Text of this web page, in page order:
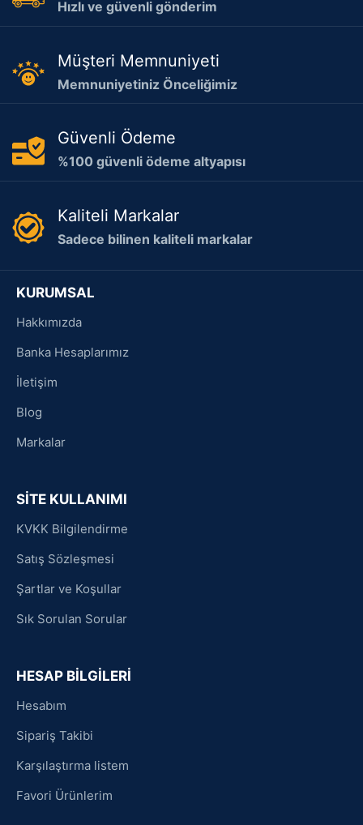
Hızlı ve güvenli gönderim
Müşteri Memnuniyeti
Memnuniyetiniz Önceliğimiz
Güvenli Ödeme
%100 güvenli ödeme altyapısı
Kaliteli Markalar
Sadece bilinen kaliteli markalar
KURUMSAL
Hakkımızda
Banka Hesaplarımız
İletişim
Blog
Markalar
SİTE KULLANIMI
KVKK Bilgilendirme
Satış Sözleşmesi
Şartlar ve Koşullar
Sık Sorulan Sorular
HESAP BİLGİLERİ
Hesabım
Sipariş Takibi
Karşılaştırma listem
Favori Ürünlerim